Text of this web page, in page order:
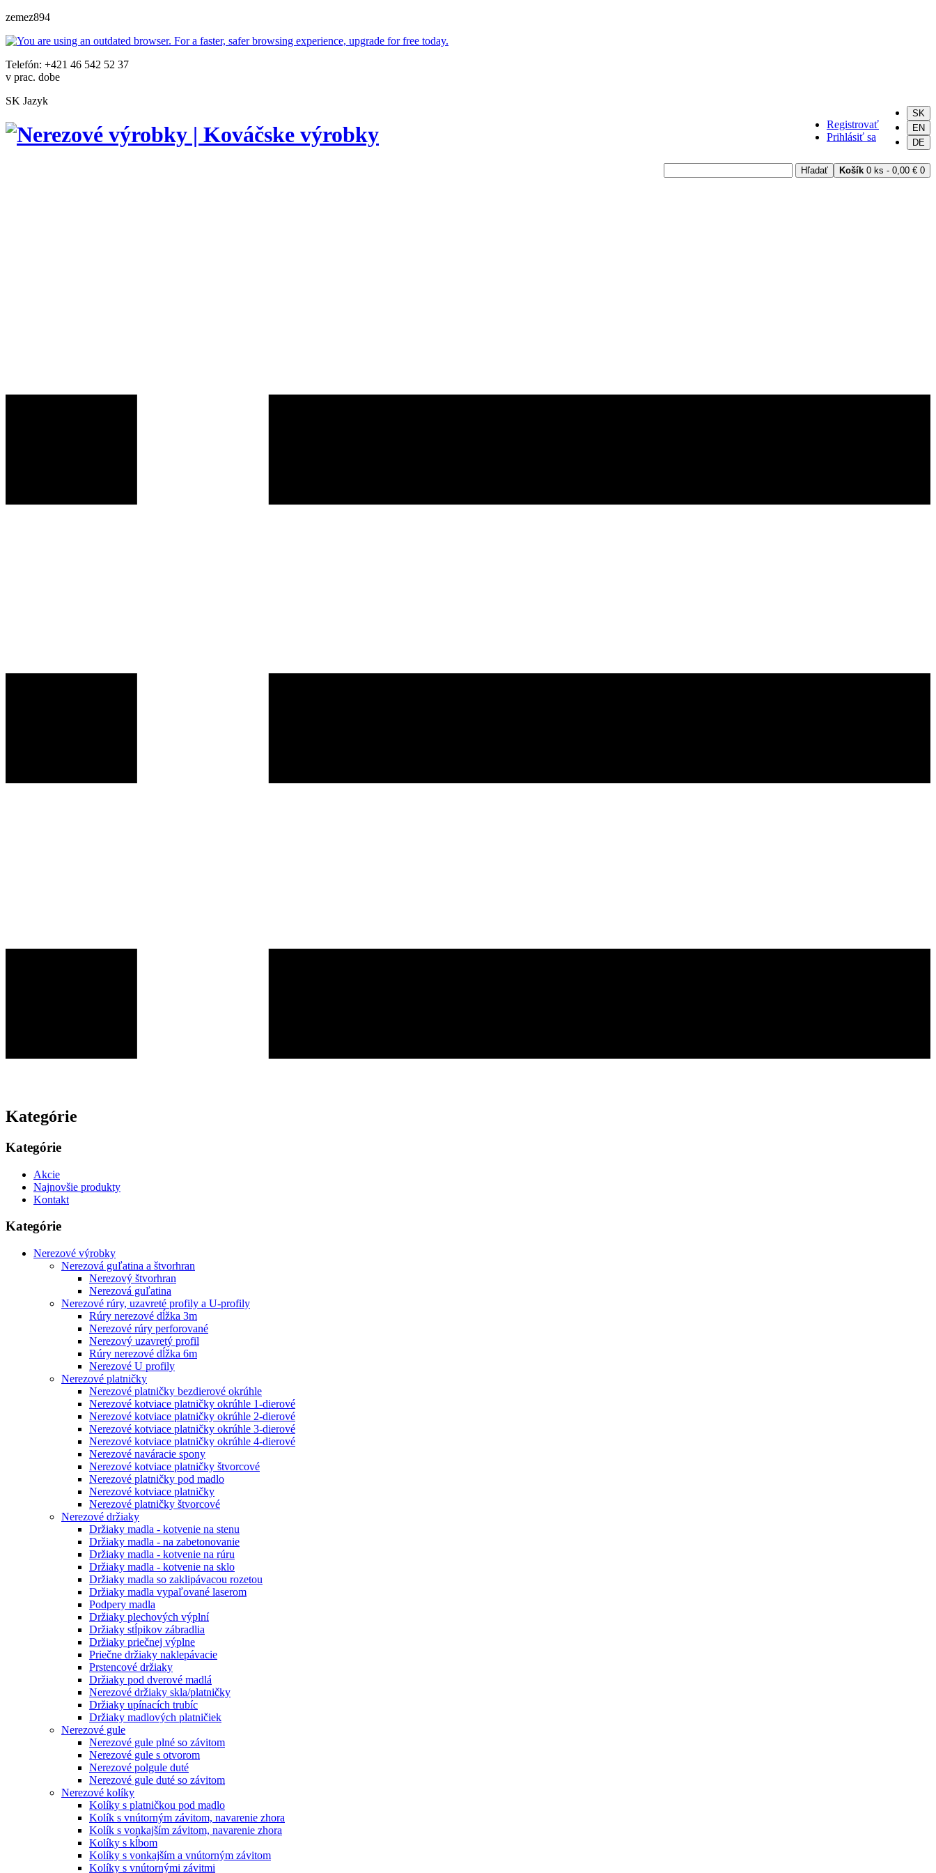
zemez894
Telefón: +421 46 542 52 37
v prac. dobe
SK Jazyk
SK
EN
DE
Registrovať
Prihlásiť sa
Košík 0 ks - 0,00 € 0
Hľadať
Kategórie
Kategórie
Akcie
Najnovšie produkty
Kontakt
Kategórie
Nerezové výrobky
Nerezová guľatina a štvorhran
Nerezový štvorhran
Nerezová guľatina
Nerezové rúry, uzavreté profily a U-profily
Rúry nerezové dĺžka 3m
Nerezové rúry perforované
Nerezový uzavretý profil
Rúry nerezové dĺžka 6m
Nerezové U profily
Nerezové platničky
Nerezové platničky bezdierové okrúhle
Nerezové kotviace platničky okrúhle 1-dierové
Nerezové kotviace platničky okrúhle 2-dierové
Nerezové kotviace platničky okrúhle 3-dierové
Nerezové kotviace platničky okrúhle 4-dierové
Nerezové naváracie spony
Nerezové kotviace platničky štvorcové
Nerezové platničky pod madlo
Nerezové kotviace platničky
Nerezové platničky štvorcové
Nerezové držiaky
Držiaky madla - kotvenie na stenu
Držiaky madla - na zabetonovanie
Držiaky madla - kotvenie na rúru
Držiaky madla - kotvenie na sklo
Držiaky madla so zaklipávacou rozetou
Držiaky madla vypaľované laserom
Podpery madla
Držiaky plechových výplní
Držiaky stĺpikov zábradlia
Držiaky priečnej výplne
Priečne držiaky naklepávacie
Prstencové držiaky
Držiaky pod dverové madlá
Nerezové držiaky skla/platničky
Držiaky upínacích trubíc
Držiaky madlových platničiek
Nerezové gule
Nerezové gule plné so závitom
Nerezové gule s otvorom
Nerezové polgule duté
Nerezové gule duté so závitom
Nerezové kolíky
Kolíky s platničkou pod madlo
Kolík s vnútorným závitom, navarenie zhora
Kolík s vonkajším závitom, navarenie zhora
Kolíky s kĺbom
Kolíky s vonkajším a vnútorným závitom
Kolíky s vnútornými závitmi